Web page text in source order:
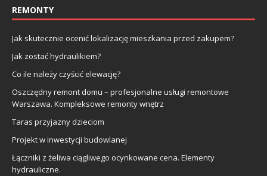
REMONTY
Jak skutecznie ocenić lokalizację mieszkania przed zakupem?
Jak zostać hydraulikiem?
Co ile należy czyścić elewację?
Oszczędny remont domu – profesjonalne usługi remontowe
Warszawa. Kompleksowe remonty wnętrz
Taras przyjazny dzieciom
Projekt w inwestycji budowlanej
Łączniki z żeliwa ciągliwego ocynkowane cena. Elementy
hydrauliczne.